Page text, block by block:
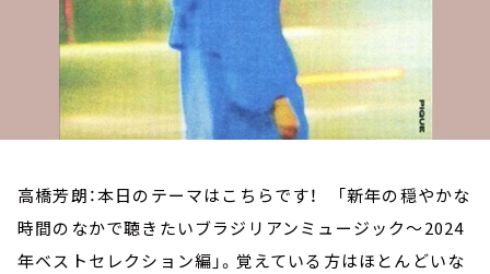
高橋芳朗：本日のテーマはこちらです！ 「新年の穏やかな
時間のなかで聴きたいブラジリアンミュージック～2024
年ベストセレクション編」。覚えている方はほとんどいな